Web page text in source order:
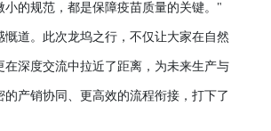
小的规范，都是保障疫苗质量的关键。"
慨道。此次龙坞之行，不仅让大家在自然
在深度交流中拉近了距离，为未来生产与
的产销协同、更高效的流程衔接，打下了